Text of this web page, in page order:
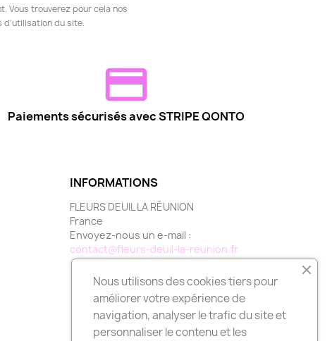
Vous trouverez pour cela nos
d'utilisation du site.
Paiements sécurisés avec STRIPE QONTO
INFORMATIONS
FLEURS DEUIL LA RÉUNION
France
Envoyez-nous un e-mail :
contact@fleurs-deuil-la-reunion.fr
Nous utilisons des cookies tiers pour
améliorer votre expérience de
navigation, analyser le trafic du site et
personnaliser le contenu et les